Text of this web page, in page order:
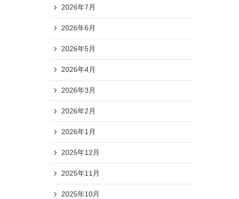
2026年7月
2026年6月
2026年5月
2026年4月
2026年3月
2026年2月
2026年1月
2025年12月
2025年11月
2025年10月